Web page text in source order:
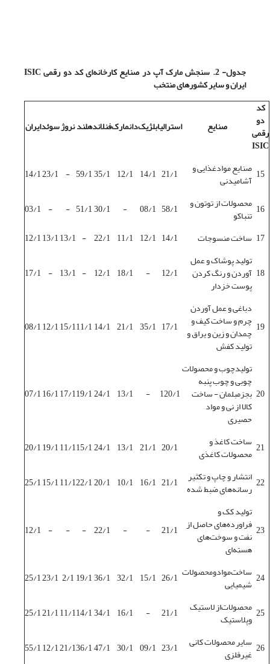
جدول- 2. سنجش مارک آپ در صنایع کارخانه‌ای کد دو رقمی ISIC
ایران و سایر کشورهای منتخب
کد
دو
رقمی
ISIC
صنایع استرالیابلژیکدانمارکفنلاندهلندنروژسوئدایران
15 صنایع موادغذایی و
آشامیدنی 21/1
14/1
12/1
35/1
59/1
-
23/1
14/1
16 محصولات از توتون و
تنباکو 58/1
08/1
-
30/1
51/1
-
-
03/1
17 ساخت منسوجات 14/1
12/1
11/1
22/1
-
13/1
13/1
12/1
18
تولید پوشاک و عمل
آوردن و رنگ کردن
پوست خزدار
12/1
-
18/1
12/1
-
13/1
-
17/1
19
دباغی و عمل آوردن
چرم و ساخت کیف و
چمدان و زین و یراق و
تولید کفش
17/1
35/1
21/1
14/1
11/1
15/1
12/1
08/1
20
تولیدچوب و محصولات
چوبی و چوب پنبه
بجزمبلمان - ساخت
کالا از نی و مواد
حصیری
120/1
-
13/1
24/1
19/1
17/1
16/1
07/1
21 ساخت کاغذ و
محصولات کاغذی 20/1
21/1
13/1
24/1
15/1
11/1
19/1
20/1
22 انتشار و چاپ و تکثیر
رسانه‌های ضبط شده 21/1
16/1
10/1
20/1
22/1
11/1
15/1
25/1
23
تولید کک و
فراورده‌های حاصل از
نفت و سوخت‌های
هسته‌ای
21/1
-
-
22/1
-
-
-
12/1
24 ساخت‌موادومحصولات
شیمیایی 26/1
15/1
32/1
36/1
19/1
2/1
23/1
25/1
25 محصولات‌از لاستیک‌
وپلاستیک 21/1
-
16/1
34/1
14/1
11/1
21/1
25/1
26 سایر محصولات کانی
غیرفلزی 23/1
09/1
30/1
47/1
36/1
21/1
12/1
55/1